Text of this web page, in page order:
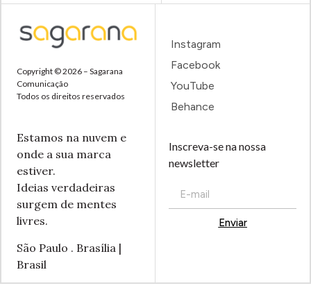
Copyright © 2026 – Sagarana
Comunicação
Todos os direitos reservados
Estamos na nuvem e
onde a sua marca
estiver.
Ideias verdadeiras
surgem de mentes
livres.
São Paulo . Brasília |
Brasil
Instagram
Facebook
YouTube
Behance
Inscreva-se na nossa
newsletter
Enviar